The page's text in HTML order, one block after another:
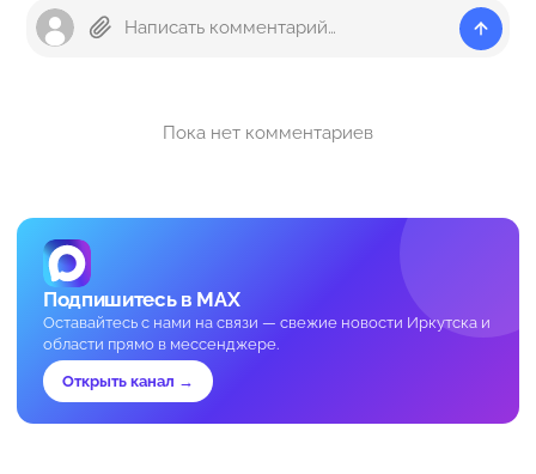
Пока нет комментариев
Подпишитесь в MAX
Оставайтесь с нами на связи — свежие новости Иркутска и
области прямо в мессенджере.
Открыть канал →